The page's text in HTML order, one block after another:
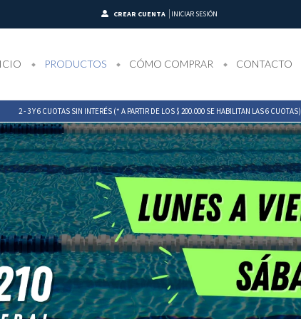
CREAR CUENTA INICIAR SESIÓN
PRODUCTOS CÓMO COMPRAR CONTACTO
2 - 3 Y 6 CUOTAS SIN INTERÉS (* A PARTIR DE LOS $ 200.000 SE HABILITAN LAS 6 CUOTAS)